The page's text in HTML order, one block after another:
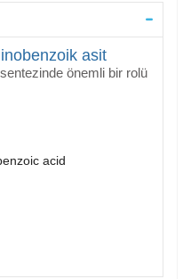
asit
önemli bir rolü
acid